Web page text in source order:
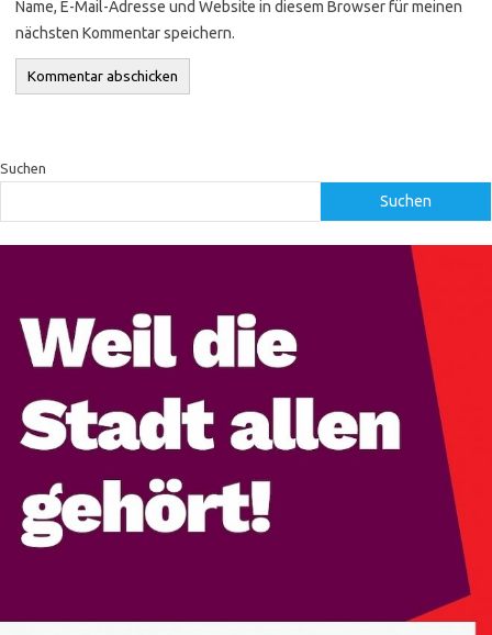
Name, E-Mail-Adresse und Website in diesem Browser für meinen
nächsten Kommentar speichern.
Suchen
Suchen